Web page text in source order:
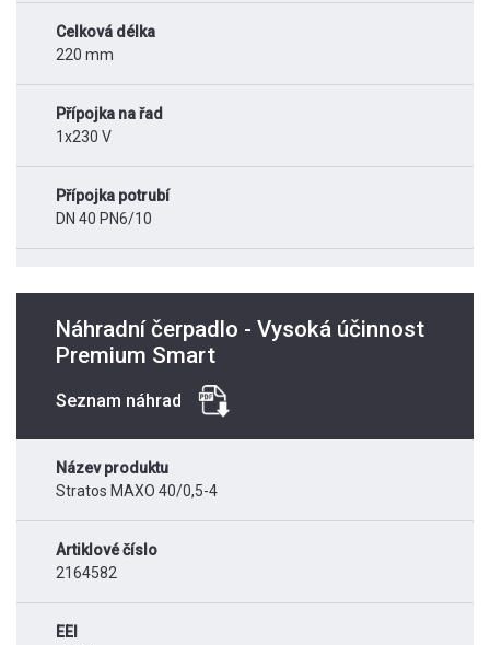
Celková délka
220 mm
Přípojka na řad
1x230 V
Přípojka potrubí
DN 40 PN6/10
Náhradní čerpadlo - Vysoká účinnost
Premium Smart
Seznam náhrad
Název produktu
Stratos MAXO 40/0,5-4
Artiklové číslo
2164582
EEI